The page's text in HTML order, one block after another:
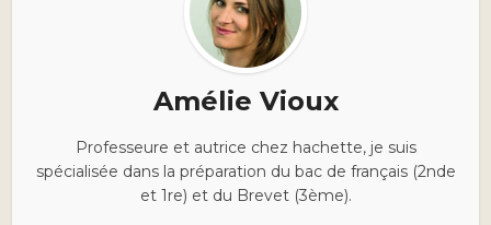
Amélie Vioux
Professeure et autrice chez hachette, je suis
spécialisée dans la préparation du bac de français (2nde
et 1re) et du Brevet (3ème).